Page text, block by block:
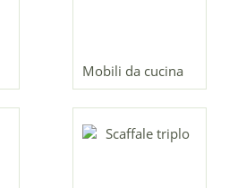
Mobili da cucina